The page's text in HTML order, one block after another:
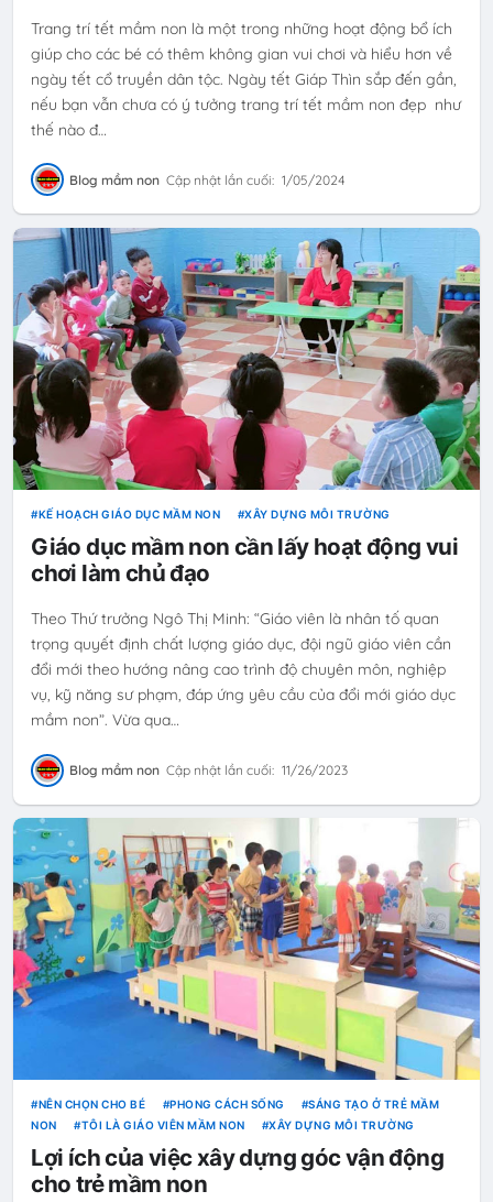
Trang trí tết mầm non là một trong những hoạt động bổ ích
giúp cho các bé có thêm không gian vui chơi và hiểu hơn về
ngày tết cổ truyền dân tộc. Ngày tết Giáp Thìn sắp đến gần,
nếu bạn vẫn chưa có ý tưởng trang trí tết mầm non đẹp như
thế nào đ…
Blog mầm non Cập nhật lần cuối: 1/05/2024
KẾ HOẠCH GIÁO DỤC MẦM NON XÂY DỰNG MÔI TRƯỜNG
Giáo dục mầm non cần lấy hoạt động vui
chơi làm chủ đạo
Theo Thứ trưởng Ngô Thị Minh: “Giáo viên là nhân tố quan
trọng quyết định chất lượng giáo dục, đội ngũ giáo viên cần
đổi mới theo hướng nâng cao trình độ chuyên môn, nghiệp
vụ, kỹ năng sư phạm, đáp ứng yêu cầu của đổi mới giáo dục
mầm non”. Vừa qua…
Blog mầm non Cập nhật lần cuối: 11/26/2023
NÊN CHỌN CHO BÉ PHONG CÁCH SỐNG
SÁNG TẠO Ở TRẺ MẦM
NON
TÔI LÀ GIÁO VIÊN MẦM NON XÂY DỰNG MÔI TRƯỜNG
Lợi ích của việc xây dựng góc vận động
cho trẻ mầm non